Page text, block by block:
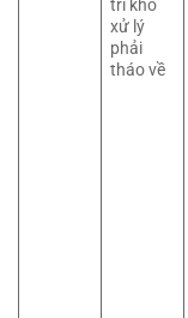
trí khó
xử lý
phải
tháo về